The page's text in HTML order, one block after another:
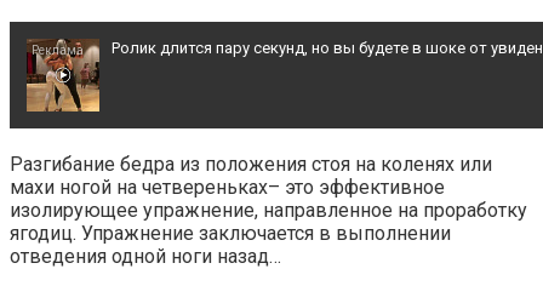
Разгибание бедра из положения стоя на коленях или
махи ногой на четвереньках– это эффективное
изолирующее упражнение, направленное на проработку
ягодиц. Упражнение заключается в выполнении
отведения одной ноги назад…
Ролик длится пару секунд, но вы будете в шоке от
Ролик из Омска: вы будете смеяться долго